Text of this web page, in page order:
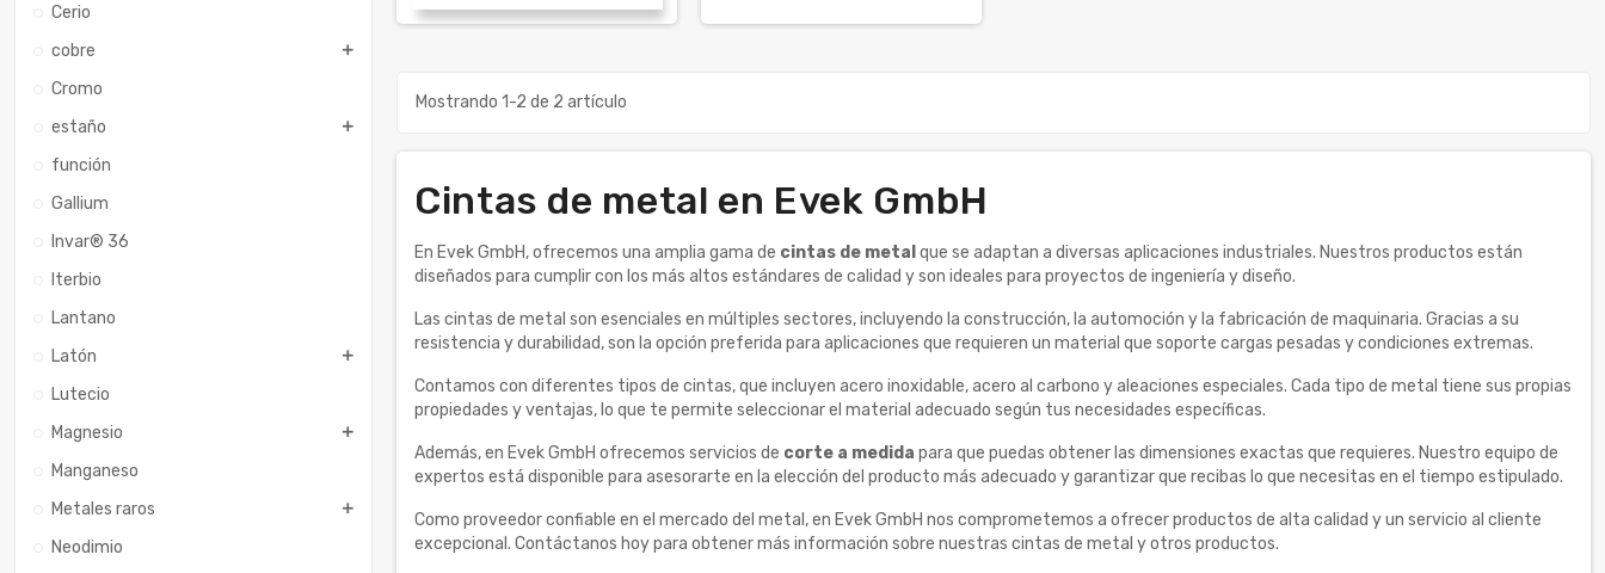
Cerio
cobre
Cromo
estaño
función
Gallium
Invar® 36
Iterbio
Lantano
Latón
Lutecio
Magnesio
Manganeso
Metales raros
Neodimio
Mostrando 1-2 de 2 artículo
Cintas de metal en Evek GmbH
En Evek GmbH, ofrecemos una amplia gama de cintas de metal que se adaptan a diversas aplicaciones industriales. Nuestros productos están
diseñados para cumplir con los más altos estándares de calidad y son ideales para proyectos de ingeniería y diseño.
Las cintas de metal son esenciales en múltiples sectores, incluyendo la construcción, la automoción y la fabricación de maquinaria. Gracias a su
resistencia y durabilidad, son la opción preferida para aplicaciones que requieren un material que soporte cargas pesadas y condiciones extremas.
Contamos con diferentes tipos de cintas, que incluyen acero inoxidable, acero al carbono y aleaciones especiales. Cada tipo de metal tiene sus propias
propiedades y ventajas, lo que te permite seleccionar el material adecuado según tus necesidades específicas.
Además, en Evek GmbH ofrecemos servicios de corte a medida para que puedas obtener las dimensiones exactas que requieres. Nuestro equipo de
expertos está disponible para asesorarte en la elección del producto más adecuado y garantizar que recibas lo que necesitas en el tiempo estipulado.
Como proveedor confiable en el mercado del metal, en Evek GmbH nos comprometemos a ofrecer productos de alta calidad y un servicio al cliente
excepcional. Contáctanos hoy para obtener más información sobre nuestras cintas de metal y otros productos.